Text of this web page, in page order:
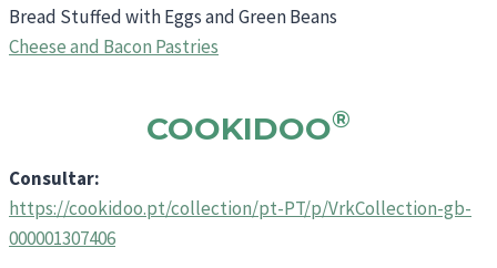
Bread Stuffed with Eggs and Green Beans
Cheese and Bacon Pastries
COOKIDOO®
Consultar:
https://cookidoo.pt/collection/pt-PT/p/VrkCollection-gb-
000001307406